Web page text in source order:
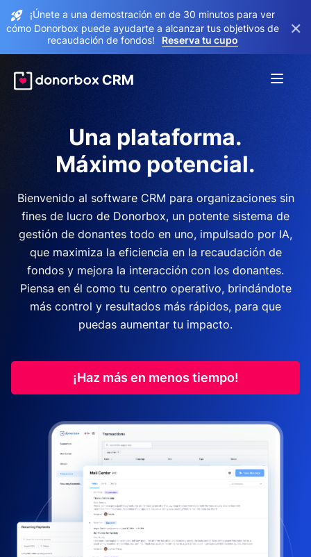
¡Únete a una demostración en de 30 minutos para ver
cómo Donorbox puede ayudarte a alcanzar tus objetivos de
recaudación de fondos!
Reserva tu cupo
×
Una plataforma.
Máximo potencial.
Bienvenido al software CRM para organizaciones sin
fines de lucro de Donorbox, un potente sistema de
gestión de donantes todo en uno, impulsado por IA,
que maximiza la eficiencia en la recaudación de
fondos y mejora la interacción con los donantes.
Piensa en él como tu centro operativo, brindándote
más control y resultados más rápidos, para que
puedas aumentar tu impacto.
¡Haz más en menos tiempo!